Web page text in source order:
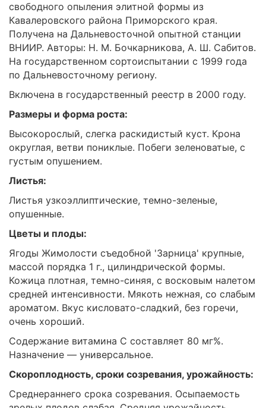
свободного опыления элитной формы из
Кавалеровского района Приморского края.
Получена на Дальневосточной опытной станции
ВНИИР. Авторы: Н. М. Бочкарникова, А. Ш. Сабитов.
На государственном сортоиспытании с 1999 года
по Дальневосточному региону.
Включена в государственный реестр в 2000 году.
Размеры и форма роста:
Высокорослый, слегка раскидистый куст. Крона
округлая, ветви пониклые. Побеги зеленоватые, с
густым опушением.
Листья:
Листья узкоэллиптические, темно-зеленые,
опушенные.
Цветы и плоды:
Ягоды Жимолости съедобной 'Зарница' крупные,
массой порядка 1 г., цилиндрической формы.
Кожица плотная, темно-синяя, с восковым налетом
средней интенсивности. Мякоть нежная, со слабым
ароматом. Вкус кисловато-сладкий, без горечи,
очень хороший.
Содержание витамина С составляет 80 мг%.
Назначение — универсальное.
Скороплодность, сроки созревания, урожайность:
Среднераннего срока созревания. Осыпаемость